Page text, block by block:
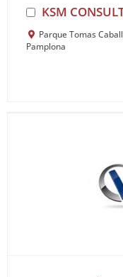
KSM
Parque Tomas
Pamplona